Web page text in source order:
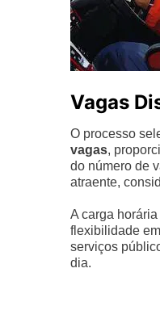
Vagas
O processo
vagas,
do número de
atraente,
A carga
flexibilidade
serviços
dia.